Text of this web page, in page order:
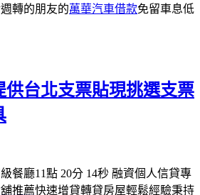
轉的朋友的萬華汽車借款免留車息低
供台北支票貼現挑選支票
餐廳11點 20分 14秒 融資個人信貸專
推薦快速增貸轉貸房屋輕鬆經驗秉持